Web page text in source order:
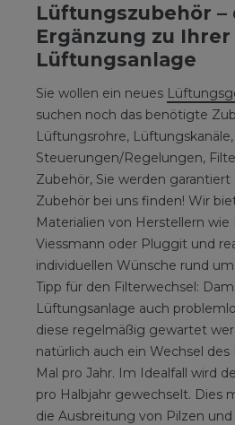
Lüftungszubehör –
Ergänzung zu Ihrer
Lüftungsanlage
Sie wollen ein neues
suchen noch das benötigte
Lüftungsrohre, Lüftungskanäle,
Steuerungen/Regelungen,
Zubehör, Sie werden
Zubehör bei uns finden! Wir
Materialien von Herstellern wie
Viessmann oder Pluggit und
individuellen Wünsche rund
Tipp für den Filterwechsel:
Lüftungsanlage auch
diese regelmäßig gewartet
natürlich auch ein Wechsel des
Mal pro Jahr. Im Idealfall wird
pro Halbjahr gewechselt. Dies
die Ausbreitung von Pilzen